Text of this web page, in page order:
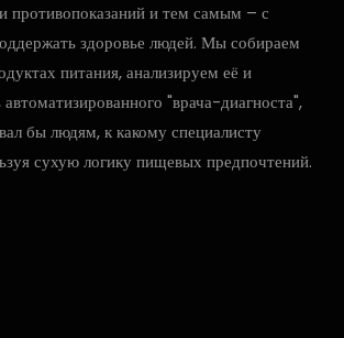
противопоказаний и тем самым – с
здоровье людей. Мы собираем
питания, анализируем её и
автоматизированного "врача-диагноста",
бы людям, к какому специалисту
сухую логику пищевых предпочтений.